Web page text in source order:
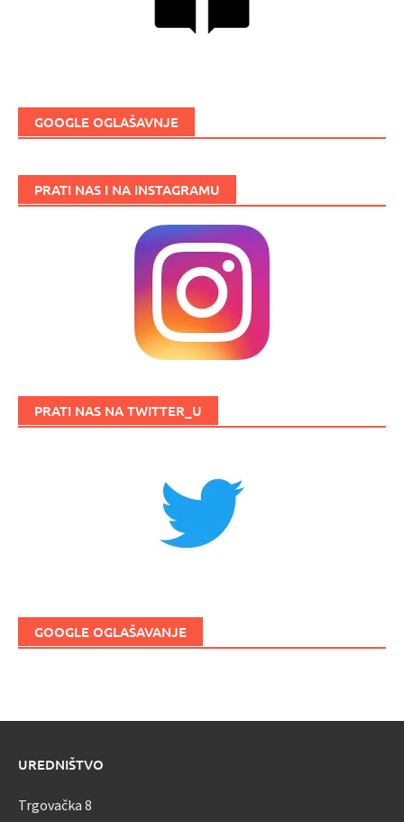
GOOGLE OGLAŠAVNJE
PRATI NAS I NA INSTAGRAMU
PRATI NAS NA TWITTER_U
GOOGLE OGLAŠAVANJE
UREDNIŠTVO
Trgovačka 8